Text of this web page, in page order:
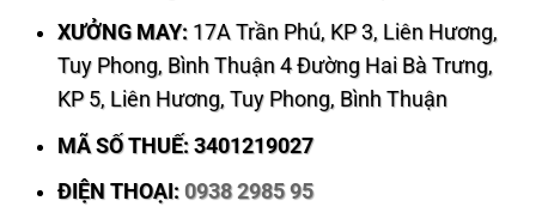
XƯỞNG MAY: 17A Trần Phú, KP 3, Liên Hương,
Tuy Phong, Bình Thuận 4 Đường Hai Bà Trưng,
KP 5, Liên Hương, Tuy Phong, Bình Thuận
MÃ SỐ THUẾ: 3401219027
ĐIỆN THOẠI: 0938 2985 95